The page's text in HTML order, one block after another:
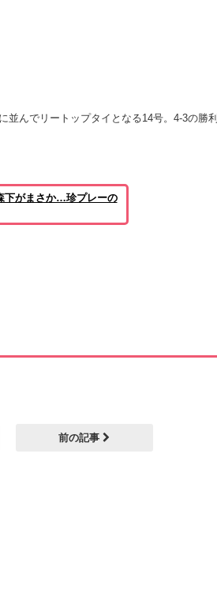
んでリートップタイとなる14号。4-3の勝利
下がまさか…珍プレーの
前の記事